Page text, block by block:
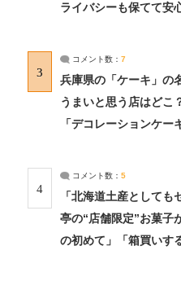
ライバシーも保てて安
3
コメント数： 7
兵庫県の「ケーキ」
うまいと思う店はどこ
「デコレーションケー
4
コメント数： 5
「北海道土産としても
亭の“店舗限定”お菓
の初めて」「箱買いす